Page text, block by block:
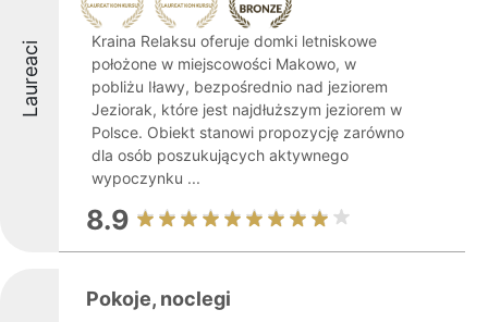
Laureaci
Kraina Relaksu oferuje domki letniskowe
położone w miejscowości Makowo, w
pobliżu Iławy, bezpośrednio nad jeziorem
Jeziorak, które jest najdłuższym jeziorem w
Polsce. Obiekt stanowi propozycję zarówno
dla osób poszukujących aktywnego
wypoczynku ...
8.9
Pokoje, noclegi